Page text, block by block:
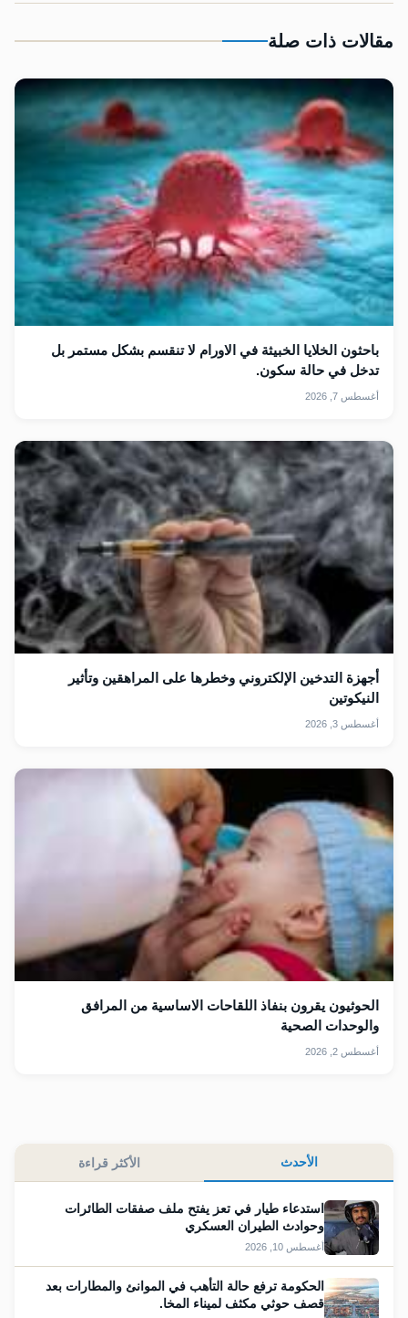
مقالات ذات صلة
باحثون الخلايا الخبيثة في الاورام لا تنقسم بشكل مستمر بل
تدخل في حالة سكون.
أغسطس 7, 2026
أجهزة التدخين الإلكتروني وخطرها على المراهقين وتأثير
النيكوتين
أغسطس 3, 2026
الحوثيون يقرون بنفاذ اللقاحات الاساسية من المرافق
والوحدات الصحية
أغسطس 2, 2026
الأحدث الأكثر قراءة
استدعاء طيار في تعز يفتح ملف صفقات الطائرات
وحوادث الطيران العسكري
أغسطس 10, 2026
الحكومة ترفع حالة التأهب في الموانئ والمطارات بعد
قصف حوثي مكثف لميناء المخا.